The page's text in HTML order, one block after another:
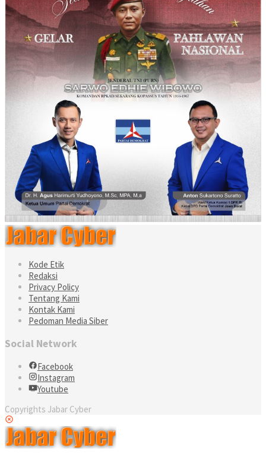
Kode Etik
Redaksi
Privacy Policy
Tentang Kami
Kontak Kami
Pedoman Media Siber
Social Network
Facebook
Instagram
Youtube
Copyrights Jabar Cyber